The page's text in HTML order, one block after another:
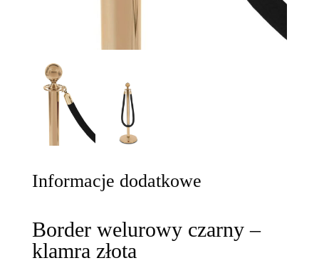
Informacje dodatkowe
Border welurowy czarny –
klamra złota